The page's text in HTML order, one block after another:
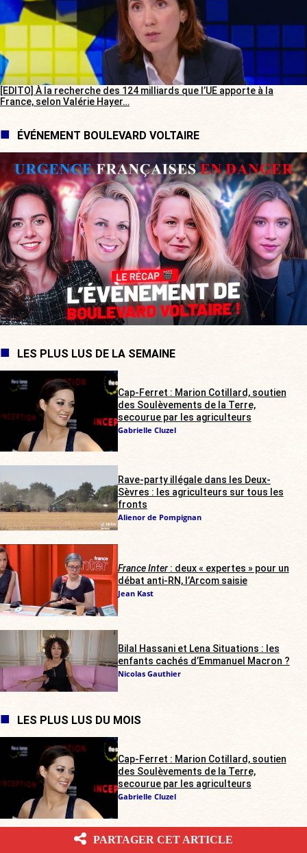
[EDITO] À la recherche des 124 milliards que l’UE apporte à la
France, selon Valérie Hayer…
ÉVÉNEMENT BOULEVARD VOLTAIRE
LES PLUS LUS DE LA SEMAINE
Cap-Ferret : Marion Cotillard, soutien
des Soulèvements de la Terre,
secourue par les agriculteurs
Gabrielle Cluzel
Rave-party illégale dans les Deux-
Sèvres : les agriculteurs sur tous les
fronts
Alienor de Pompignan
France Inter: deux « expertes » pour un
débat anti-RN, l’Arcom saisie
Jean Kast
Bilal Hassani et Lena Situations : les
enfants cachés d’Emmanuel Macron ?
Nicolas Gauthier
LES PLUS LUS DU MOIS
Cap-Ferret : Marion Cotillard, soutien
des Soulèvements de la Terre,
secourue par les agriculteurs
Gabrielle Cluzel
Trouble à l’Assemblée : contrairement
PARTAGER CET ARTICLE